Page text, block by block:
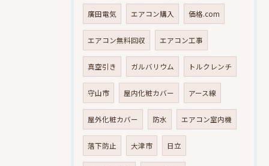
廣田電気 エアコン購入 価格.com
エアコン無料回収 エアコン工事
真空引き ガルバリウム トルクレンチ
守山市 屋内化粧カバー アース線
屋外化粧カバー 防水 エアコン室内機
落下防止 大津市 日立